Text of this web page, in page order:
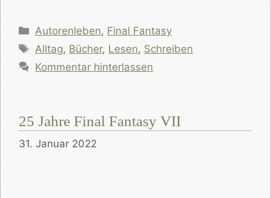
Kategorien
Autorenleben, Final Fantasy
Schlagwörter
Alltag, Bücher, Lesen, Schreiben
Kommentar hinterlassen
25 Jahre Final Fantasy VII
31. Januar 2022